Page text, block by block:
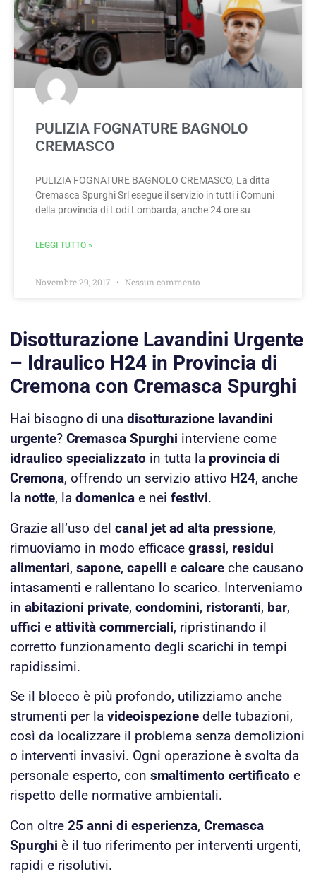
PULIZIA FOGNATURE BAGNOLO
CREMASCO
PULIZIA FOGNATURE BAGNOLO CREMASCO, La ditta
Cremasca Spurghi Srl esegue il servizio in tutti i Comuni
della provincia di Lodi Lombarda, anche 24 ore su
LEGGI TUTTO »
Novembre 29, 2017 Nessun commento
Disotturazione Lavandini Urgente
– Idraulico H24 in Provincia di
Cremona con Cremasca Spurghi
Hai bisogno di una disotturazione lavandini
urgente? Cremasca Spurghi interviene come
idraulico specializzato in tutta la provincia di
Cremona, offrendo un servizio attivo H24, anche
la notte, la domenica e nei festivi.
Grazie all’uso del canal jet ad alta pressione,
rimuoviamo in modo efficace grassi, residui
alimentari, sapone, capelli e calcare che causano
intasamenti e rallentano lo scarico. Interveniamo
in abitazioni private, condomini, ristoranti, bar,
uffici e attività commerciali, ripristinando il
corretto funzionamento degli scarichi in tempi
rapidissimi.
Se il blocco è più profondo, utilizziamo anche
strumenti per la videoispezione delle tubazioni,
così da localizzare il problema senza demolizioni
o interventi invasivi. Ogni operazione è svolta da
personale esperto, con smaltimento certificato e
rispetto delle normative ambientali.
Con oltre 25 anni di esperienza, Cremasca
Spurghi è il tuo riferimento per interventi urgenti,
rapidi e risolutivi.